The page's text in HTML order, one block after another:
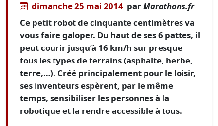
dimanche 25 mai 2014 parMarathons.fr
Ce petit robot de cinquante centimètres va
vous faire galoper. Du haut de ses 6 pattes, il
peut courir jusqu’à 16 km/h sur presque
tous les types de terrains (asphalte, herbe,
terre,…). Créé principalement pour le loisir,
ses inventeurs espèrent, par le même
temps, sensibiliser les personnes à la
robotique et la rendre accessible à tous.